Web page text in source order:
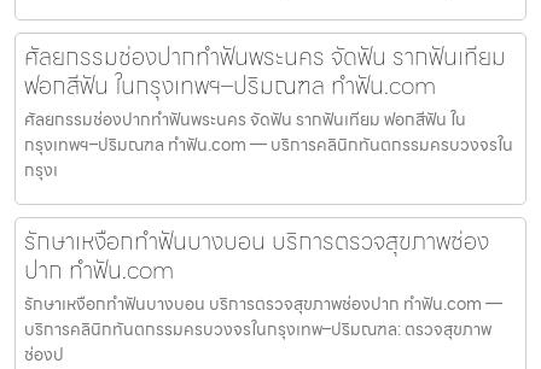
ศัลยกรรมช่องปากทำฟันพระนคร จัดฟัน รากฟันเทียม
ฟอกสีฟัน ในกรุงเทพฯ–ปริมณฑล ทำฟัน.com
ศัลยกรรมช่องปากทำฟันพระนคร จัดฟัน รากฟันเทียม ฟอกสีฟัน ใน
กรุงเทพฯ–ปริมณฑล ทำฟัน.com — บริการคลินิกทันตกรรมครบวงจรใน
กรุงเ
รักษาเหงือกทำฟันบางบอน บริการตรวจสุขภาพช่อง
ปาก ทำฟัน.com
รักษาเหงือกทำฟันบางบอน บริการตรวจสุขภาพช่องปาก ทำฟัน.com —
บริการคลินิกทันตกรรมครบวงจรในกรุงเทพ–ปริมณฑล: ตรวจสุขภาพ
ช่องป